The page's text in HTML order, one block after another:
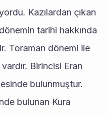
Kazılardan çıkan
tarihi hakkında
Toraman dönemi ile
Birincisi Eran
bulunmuştur.
bulunan Kura